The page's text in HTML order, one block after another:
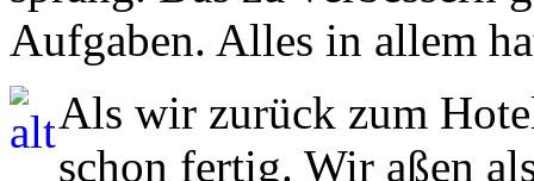
Aufgaben. Alles in allem
Als wir zurück zum
schon fertig. Wir aßen